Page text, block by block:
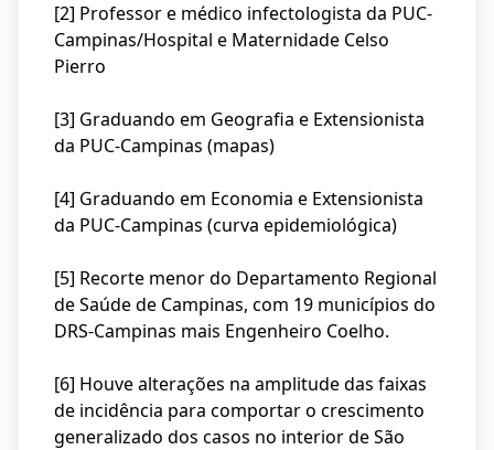
[2] Professor e médico infectologista da PUC-
Campinas/Hospital e Maternidade Celso
Pierro
[3] Graduando em Geografia e Extensionista
da PUC-Campinas (mapas)
[4] Graduando em Economia e Extensionista
da PUC-Campinas (curva epidemiológica)
[5] Recorte menor do Departamento Regional
de Saúde de Campinas, com 19 municípios do
DRS-Campinas mais Engenheiro Coelho.
[6] Houve alterações na amplitude das faixas
de incidência para comportar o crescimento
generalizado dos casos no interior de São